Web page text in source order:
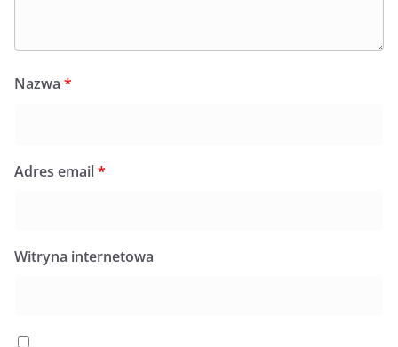
Nazwa *
Adres email*
Witryna internetowa